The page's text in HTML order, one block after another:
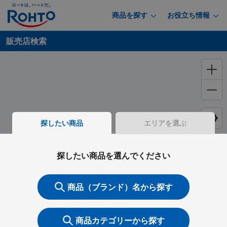
商品を探す お役立ち情報
販売店検索
探したい商品 エリアを選ぶ
探したい商品を選んでください
商品（ブランド）名から探す
商品カテゴリーから探す